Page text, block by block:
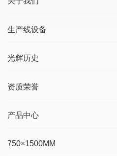
生产线设备
光辉历史
资质荣誉
产品中心
750×1500MM